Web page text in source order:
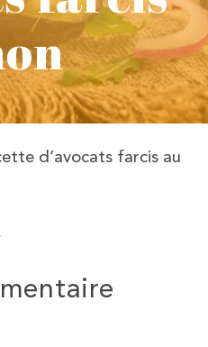
d’avocats farcis au